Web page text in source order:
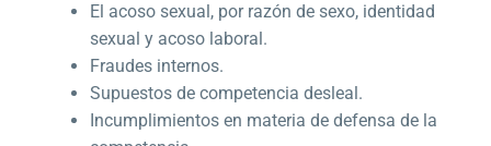
El acoso sexual, por razón de sexo, identidad
sexual y acoso laboral.
Fraudes internos.
Supuestos de competencia desleal.
Incumplimientos en materia de defensa de la